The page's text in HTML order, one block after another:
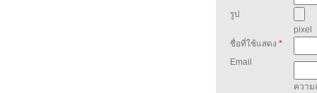
รูป
pixel
ชื่อที่ใช้แสดง *
Email
ความ